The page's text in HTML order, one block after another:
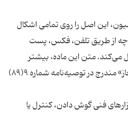
ماده ۳ کنوانسیون، این اصل را روی تمامی اشکال
چه از طریق تلفن، فکس، پست
می‌کند. متن این ماده، بیشتر
برگرفته از جرم «شنود غیرمجاز» مندرج در توصیه‌نامه شماره ۹(۸۹)
فنی گوش دادن، کنترل یا